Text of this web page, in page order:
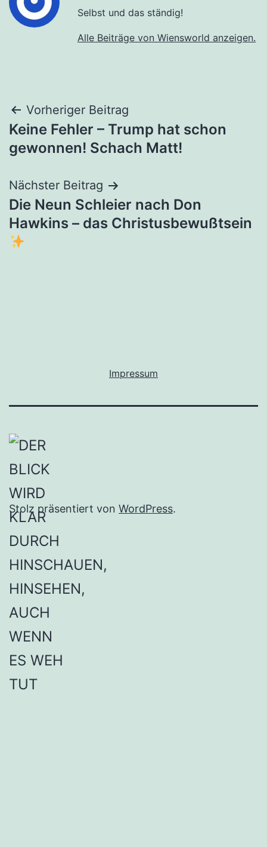
Selbst und das ständig!
Alle Beiträge von Wiensworld anzeigen.
Beitragsnavigation
Vorheriger Beitrag
Keine Fehler – Trump hat schon
gewonnen! Schach Matt!
Nächster Beitrag
Die Neun Schleier nach Don
Hawkins – das Christusbewußtsein
Impressum
Stolz präsentiert von WordPress.